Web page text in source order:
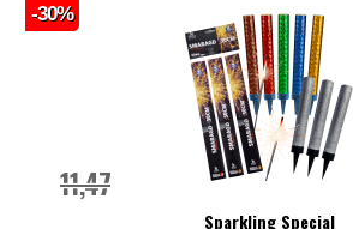
Sparkling Special
11,47
-30%